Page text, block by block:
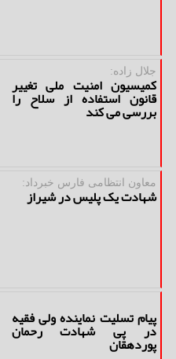
جلال زاده:
کمیسیون امنیت ملی تغییر
قانون استفاده از سلاح را
بررسی می کند
معاون انتظامی فارس خبرداد:
شهادت یک پلیس در شیراز
پیام تسلیت نماینده ولی فقیه
در پی شهادت رحمان
پوردهقان